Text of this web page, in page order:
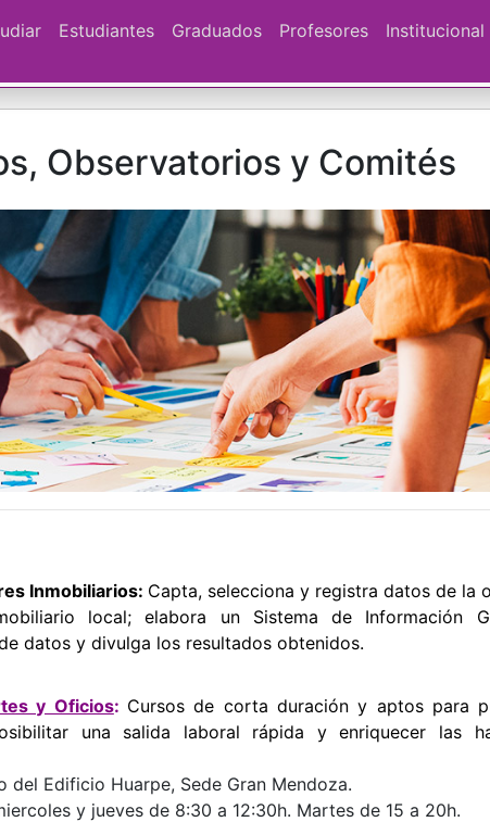
Estudiantes Graduados Profesores Institucional
Observatorios y Comités
Inmobiliarios: Capta, selecciona y registra datos de la
local; elabora un Sistema de Información
datos y divulga los resultados obtenidos.
y Oficios: Cursos de corta duración y aptos para
una salida laboral rápida y enriquecer las
del Edificio Huarpe, Sede Gran Mendoza.
y jueves de 8:30 a 12:30h. Martes de 15 a 20h.